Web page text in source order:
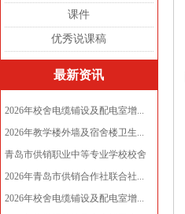
课件
优秀说课稿
最新资讯
2026年校舍电缆铺设及配电室增...
2026年教学楼外墙及宿舍楼卫生...
青岛市供销职业中等专业学校校舍
电...
2026年青岛市供销合作社联合社...
2026年校舍电缆铺设及配电室增...